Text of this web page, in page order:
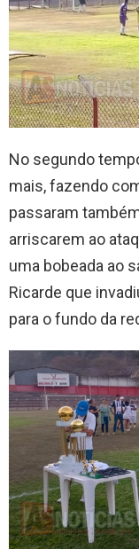
No segundo
mais, fazendo
passaram
arriscarem ao
uma bobeada ao
Ricarde que
para o fundo da